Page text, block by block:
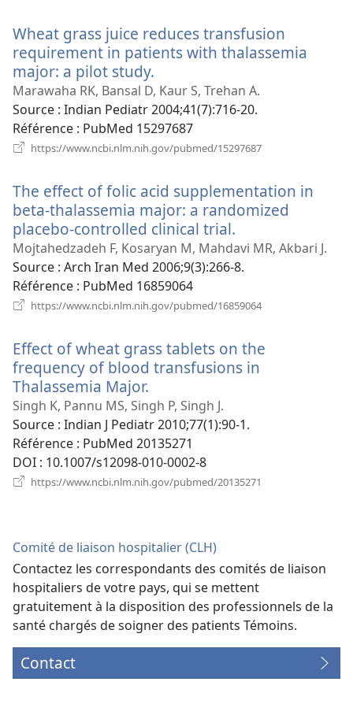
fenêtre)
Wheat grass juice reduces transfusion
requirement in patients with thalassemia
major: a pilot study.
une
nouvelle
fenêtre)
Marawaha RK, Bansal D, Kaur S, Trehan A.
Source ‎: Indian Pediatr 2004;41(7):716-20.
Référence ‎: PubMed 15297687
https://www.ncbi.nlm.nih.gov/pubmed/15297687
fenêtre)
The effect of folic acid supplementation in
beta-thalassemia major: a randomized
placebo-controlled clinical trial.
une
nouvelle
Mojtahedzadeh F, Kosaryan M, Mahdavi MR, Akbari J.
Source ‎: Arch Iran Med 2006;9(3):266-8.
Référence ‎: PubMed 16859064
https://www.ncbi.nlm.nih.gov/pubmed/16859064
fenêtre)
Effect of wheat grass tablets on the
frequency of blood transfusions in
Thalassemia Major.
une
nouvelle
fenêtre)
Singh K, Pannu MS, Singh P, Singh J.
Source ‎: Indian J Pediatr 2010;77(1):90-1.
Référence ‎: PubMed 20135271
DOI ‎: 10.1007/s12098-010-0002-8
https://www.ncbi.nlm.nih.gov/pubmed/20135271
Comité de liaison hospitalier (CLH)
Contactez les correspondants des comités de liaison
hospitaliers de votre pays, qui se mettent
gratuitement à la disposition des professionnels de la
santé chargés de soigner des patients Témoins.
Contact